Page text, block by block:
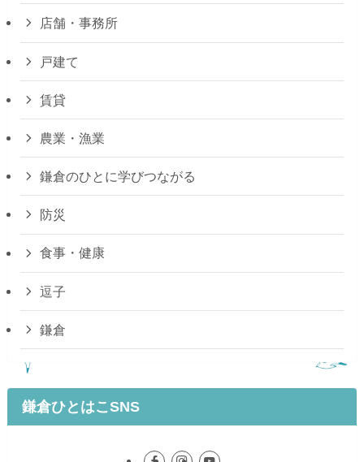
店舗・事務所
戸建て
賃貸
農業・漁業
鎌倉のひとに学びつながる
防災
食事・健康
逗子
鎌倉
鎌倉ひとはこSNS